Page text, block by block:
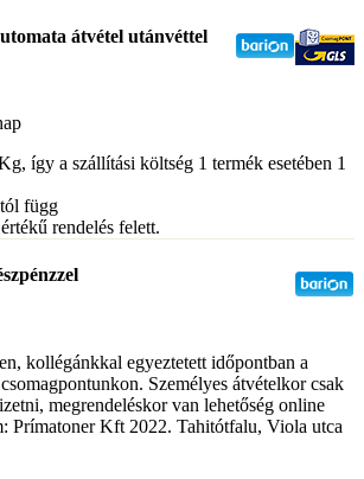
átvétel utánvéttel
, így a szállítási költség 1 termék esetében 1
függ
értékű rendelés felett.
kollégánkkal egyeztetett időpontban a
Személyes átvételkor csak
megrendeléskor van lehetőség online
Prímatoner Kft 2022. Tahitótfalu, Viola utca